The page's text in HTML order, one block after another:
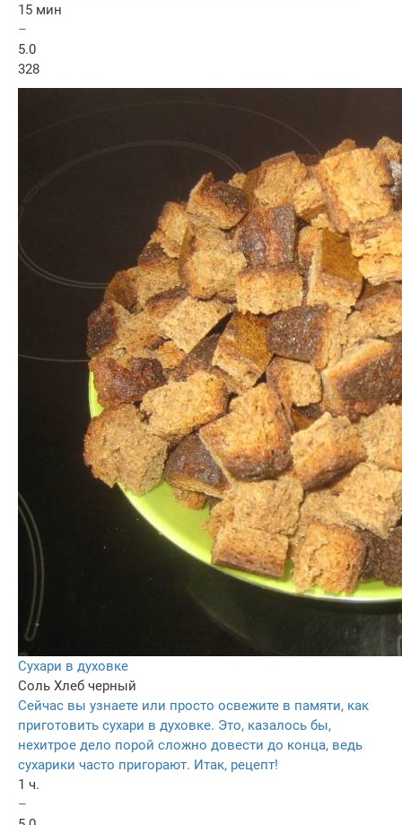
15 мин
–
5.0
328
Сухари в духовке
Соль Хлеб черный
Сейчас вы узнаете или просто освежите в памяти, как
приготовить сухари в духовке. Это, казалось бы,
нехитрое дело порой сложно довести до конца, ведь
сухарики часто пригорают. Итак, рецепт!
1 ч.
–